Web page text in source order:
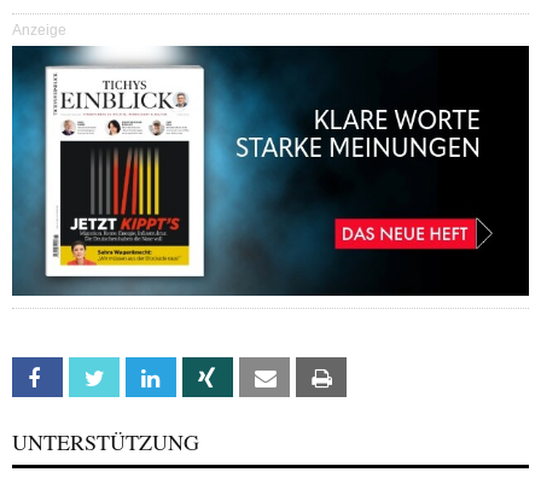
Anzeige
Facebook Twitter Linkedin Xing Email
UNTERSTÜTZUNG